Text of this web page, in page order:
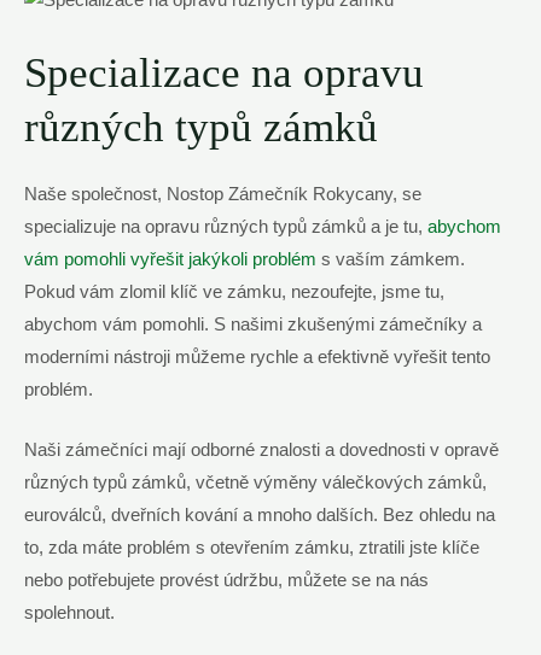
Specializace na opravu
různých typů zámků
Naše společnost, Nostop Zámečník Rokycany, se
specializuje na opravu různých typů zámků a je tu, abychom
vám pomohli vyřešit jakýkoli problém s vaším zámkem.
Pokud vám zlomil klíč ve zámku, nezoufejte, jsme tu,
abychom vám pomohli. S našimi zkušenými zámečníky a
moderními nástroji můžeme rychle a efektivně vyřešit tento
problém.
Naši zámečníci mají odborné znalosti a dovednosti v opravě
různých typů zámků, včetně výměny válečkových zámků,
euroválců, dveřních kování a mnoho dalších. Bez ohledu na
to, zda máte problém s otevřením zámku, ztratili jste klíče
nebo potřebujete provést údržbu, můžete se na nás
spolehnout.